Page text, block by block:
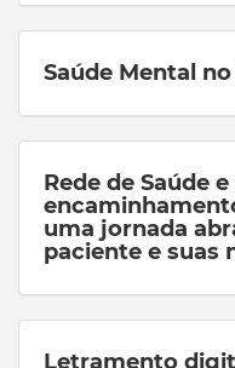
Saúde Mental
Rede de Saúde e
uma jornada
paciente e suas
Letramento